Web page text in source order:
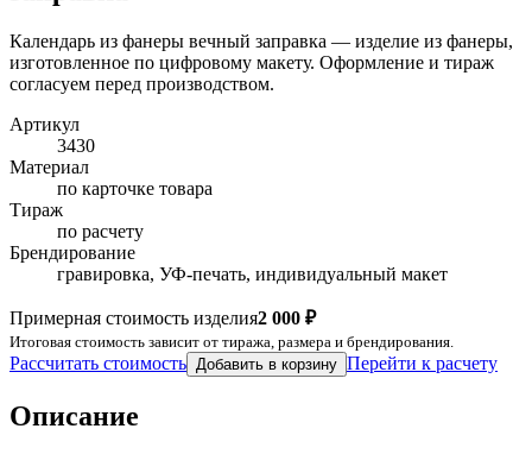
Календарь из фанеры вечный заправка — изделие из фанеры,
изготовленное по цифровому макету. Оформление и тираж
согласуем перед производством.
Артикул
3430
Материал
по карточке товара
Тираж
по расчету
Брендирование
гравировка, УФ-печать, индивидуальный макет
Примерная стоимость изделия2 000 ₽
Итоговая стоимость зависит от тиража, размера и брендирования.
Рассчитать стоимость Добавить в корзину Перейти к расчету
Описание